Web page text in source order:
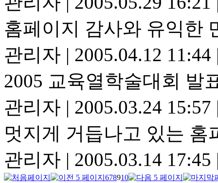
홈페이지 감사와 유익한
관리자 | 2005.04.12 11:44
2005 교육열학술대회 발
관리자 | 2005.03.24 15:57
멋지게 거듭나고 있는
관리자 | 2005.03.14 17:45
678910